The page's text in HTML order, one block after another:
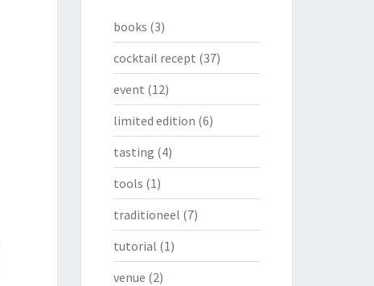
books (3)
cocktail recept (37)
event (12)
limited edition (6)
tasting (4)
tools (1)
traditioneel (7)
tutorial (1)
venue (2)